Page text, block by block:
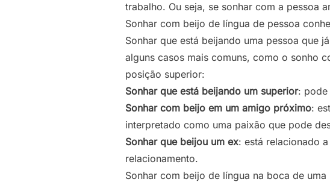
trabalho. Ou seja, se sonhar com a pessoa
Sonhar com beijo de língua de pessoa
Sonhar que está beijando uma pessoa que
alguns casos mais comuns, como o sonho
posição superior:
Sonhar que está beijando um superior: pode
Sonhar com beijo em um amigo próximo:
interpretado como uma paixão que pode
Sonhar que beijou um ex: está relacionado
relacionamento.
Sonhar com beijo de língua na boca de